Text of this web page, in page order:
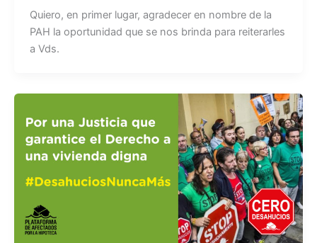
Quiero, en primer lugar, agradecer en nombre de la
PAH la oportunidad que se nos brinda para reiterarles
a Vds.